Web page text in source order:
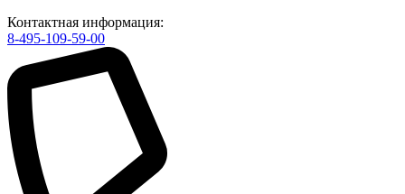
Контактная информация:
8-495-109-59-00